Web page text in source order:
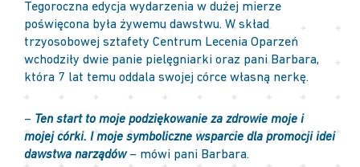
Tegoroczna edycja wydarzenia w dużej mierze
poświęcona była żywemu dawstwu. W skład
trzyosobowej sztafety Centrum Lecenia Oparzeń
wchodziły dwie panie pielęgniarki oraz pani Barbara,
która 7 lat temu oddala swojej córce własną nerkę.
– Ten start to moje podziękowanie za zdrowie moje i
mojej córki. I moje symboliczne wsparcie dla promocji idei
dawstwa narządów– mówi pani Barbara.